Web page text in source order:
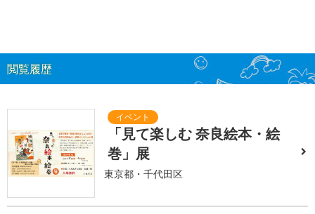
閲覧履歴
「見て楽しむ 奈良絵本・絵
巻」展
東京都・千代田区